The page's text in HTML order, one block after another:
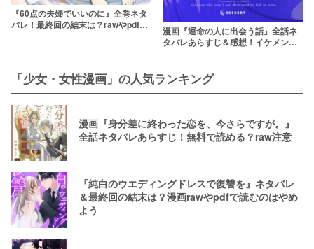
『60点の夫婦でいいのに』全巻ネタ
バレ！最終回の結末は？rawやpdfで
漫画『運命の人に出会う話』全話ネ
タバレあらすじ＆感想！イケメンに
「少女・女性漫画」の人気ランキング
漫画『身分差に終わった恋を、今さらですが。』
全話ネタバレあらすじ！無料で読める？raw注意
『純白のウエディングドレスで復讐を』ネタバレ
＆最終回の結末は？漫画rawやpdfで読むのはやめ
よう